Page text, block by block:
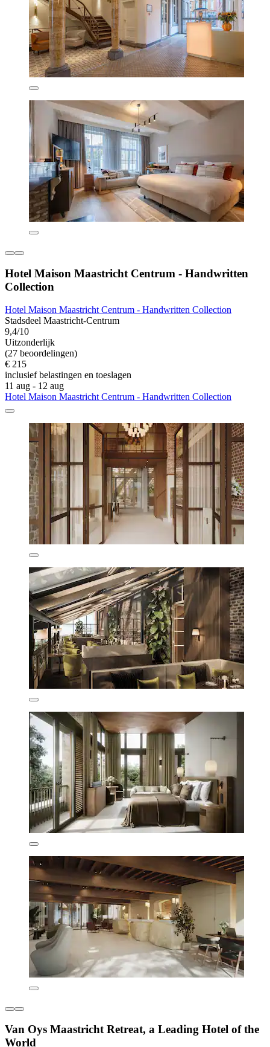
Hotel Maison Maastricht Centrum - Handwritten
Collection
Hotel Maison Maastricht Centrum - Handwritten Collection
Stadsdeel Maastricht-Centrum
9,4/10
Uitzonderlijk
(27 beoordelingen)
€ 215
inclusief belastingen en toeslagen
11 aug - 12 aug
Hotel Maison Maastricht Centrum - Handwritten Collection
Van Oys Maastricht Retreat, a Leading Hotel of the
World